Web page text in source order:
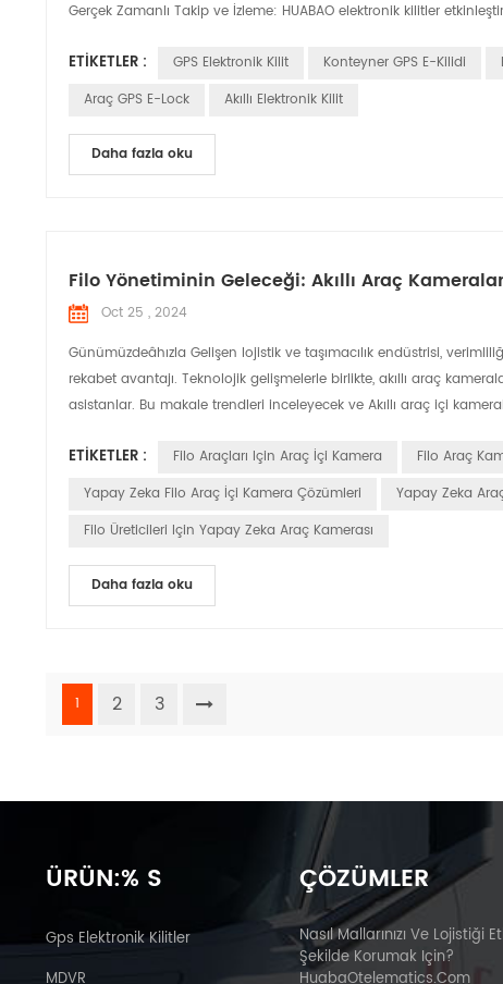
Gerçek Zamanlı Takip ve İzleme: HUABAO elektronik kilitler
ETIKETLER : GPS Elektronik Kilit Konteyner GPS E-Kilidi
Araç GPS E-Lock
Akıllı Elektronik Kilit
Daha fazla oku
Filo Yönetiminin Geleceği: Akıllı Araç
Oct 25 , 2024
Günümüzdeâhızla Gelişen lojistik ve taşımacılık endüstrisi,
rekabet avantajı. Teknolojik gelişmelerle birlikte, akıllı araç
asistanlar. Bu makale trendleri inceleyecek ve Akıllı araç içi
ETIKETLER : Filo Araçları Için Araç İçi Kamera Filo Araç
Yapay Zeka Filo Araç İçi Kamera Çözümleri
Yapay Zeka
Filo Üreticileri Için Yapay Zeka Araç Kamerası
Daha fazla oku
1 2 3
ÜRÜN:% S
Gps Elektronik Kilitler
MDVR
ÇÖZÜMLER
Nasıl Mallarınızı Ve Lojistiği
Şekilde Korumak Için?
HuabaOtelematics.com